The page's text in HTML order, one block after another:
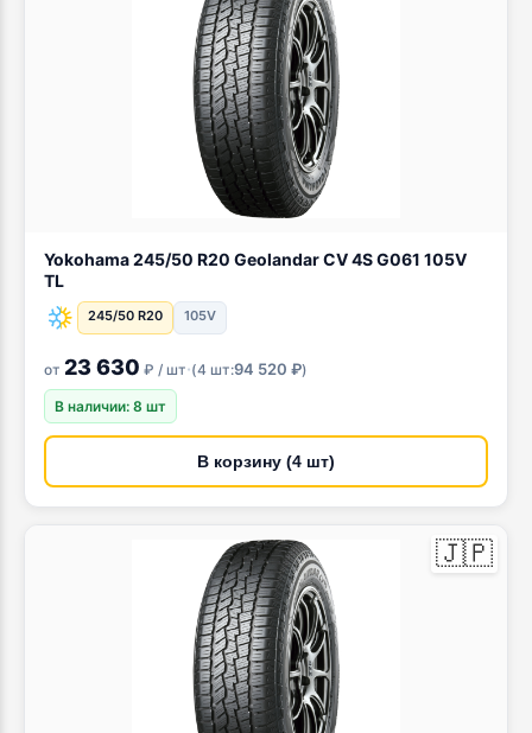
Yokohama 245/50 R20 Geolandar CV 4S G061 105V
TL
245/50 R20 105V
от 23 630 ₽ / шт·(4 шт:94 520 ₽)
В наличии: 8 шт
В корзину (4 шт)
🇯🇵